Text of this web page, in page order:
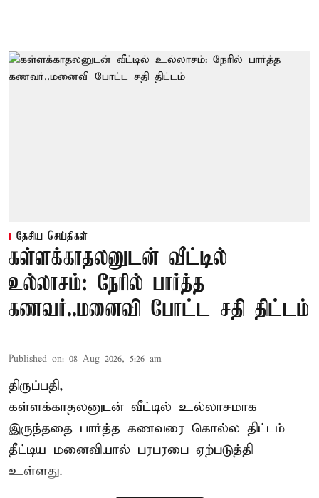
தேசிய செய்திகள்
கள்ளக்காதலனுடன் வீட்டில்
உல்லாசம்: நேரில் பார்த்த
கணவர்..மனைவி போட்ட சதி திட்டம்
Published on: 08 Aug 2026, 5:26 am
திருப்பதி,
கள்ளக்காதலனுடன் வீட்டில் உல்லாசமாக
இருந்ததை பார்த்த கணவரை கொல்ல திட்டம்
தீட்டிய மனைவியால் பரபரபை ஏற்படுத்தி
உள்ளது.